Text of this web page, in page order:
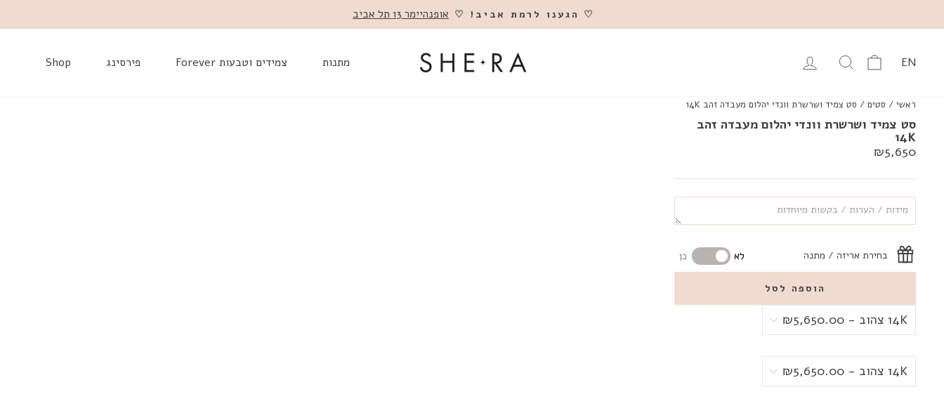
השהה
♡ הגענו לרמת אביב! ♡ אופנהיימר 13 תל אביב
מתנות צמידים וטבעות Forever פירסינג Shop התחבר מוצרים באתר
עגלהEN
ראשי / סטים / סט צמיד ושרשרת וונדי יהלום מעבדה זהב 14K
סט צמיד ושרשרת וונדי יהלום מעבדה זהב
14K
מחיר
₪5,650
בחירת אריזה / מתנה לא כן
הוספה לסל